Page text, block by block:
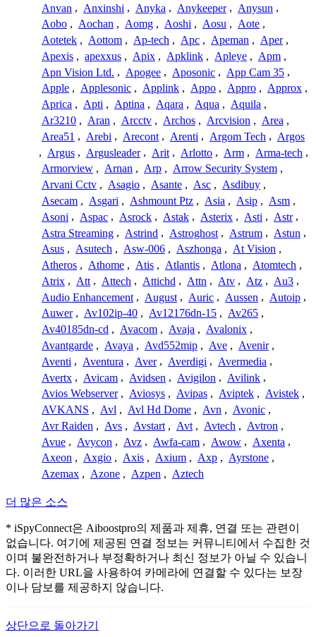
Anvan , Anxinshi , Anyka , Anykeeper , Anysun ,
Aobo , Aochan , Aomg , Aoshi , Aosu , Aote ,
Aotetek , Aottom , Ap-tech , Apc , Apeman , Aper ,
Apexis , apexxus , Apix , Apklink , Apleye , Apm ,
Apn Vision Ltd. , Apogee , Aposonic , App Cam 35 ,
Apple , Applesonic , Applink , Appo , Appro , Approx ,
Aprica , Apti , Aptina , Aqara , Aqua , Aquila ,
Ar3210 , Aran , Arcctv , Archos , Arcvision , Area ,
Area51 , Arebi , Arecont , Arenti , Argom Tech , Argos
, Argus , Argusleader , Arit , Arlotto , Arm , Arma-tech ,
Armorview , Arnan , Arp , Arrow Security System ,
Arvani Cctv , Asagio , Asante , Asc , Asdibuy ,
Asecam , Asgari , Ashmount Ptz , Asia , Asip , Asm ,
Asoni , Aspac , Asrock , Astak , Asterix , Asti , Astr ,
Astra Streaming , Astrind , Astroghost , Astrum , Astun ,
Asus , Asutech , Asw-006 , Aszhonga , At Vision ,
Atheros , Athome , Atis , Atlantis , Atlona , Atomtech ,
Atrix , Att , Attech , Attichd , Attn , Atv , Atz , Au3 ,
Audio Enhancement , August , Auric , Aussen , Autoip ,
Auwer , Av102ip-40 , Av12176dn-15 , Av265 ,
Av40185dn-cd , Avacom , Avaja , Avalonix ,
Avantgarde , Avaya , Avd552mip , Ave , Avenir ,
Aventi , Aventura , Aver , Averdigi , Avermedia ,
Avertx , Avicam , Avidsen , Avigilon , Avilink ,
Avios Webserver , Aviosys , Avipas , Aviptek , Avistek ,
AVKANS , Avl , Avl Hd Dome , Avn , Avonic ,
Avr Raiden , Avs , Avstart , Avt , Avtech , Avtron ,
Avue , Avycon , Avz , Awfa-cam , Awow , Axenta ,
Axeon , Axgio , Axis , Axium , Axp , Ayrstone ,
Azemax , Azone , Azpen , Aztech
더 많은 소스
* iSpyConnect은 Aiboostpro의 제품과 제휴, 연결 또는 관련이
없습니다. 여기에 제공된 연결 정보는 커뮤니티에서 수집한 것
이며 불완전하거나 부정확하거나 최신 정보가 아닐 수 있습니
다. 이러한 URL을 사용하여 카메라에 연결할 수 있다는 보장
이나 담보를 제공하지 않습니다.
상단으로 돌아가기